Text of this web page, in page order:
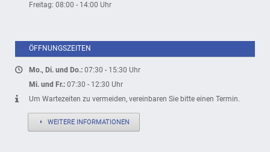
Freitag: 08:00 - 14:00 Uhr
ÖFFNUNGSZEITEN
Mo., Di. und Do.:07:30 - 15:30 Uhr
Mi. und Fr.: 07:30 - 12:30 Uhr
Um Wartezeiten zu vermeiden, vereinbaren Sie bitte einen Termin.
WEITERE INFORMATIONEN